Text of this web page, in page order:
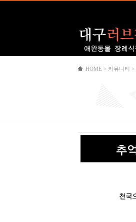
Logo
HOME > 커뮤니티 >